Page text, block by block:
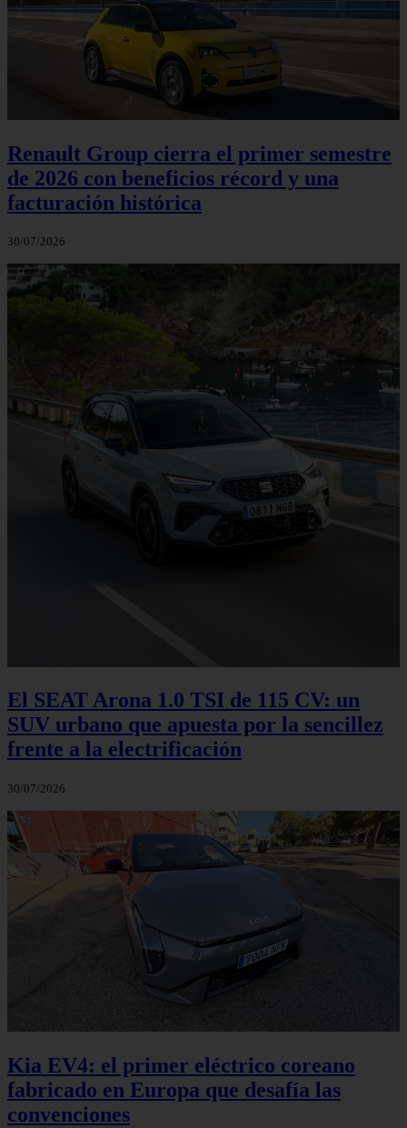
Renault Group cierra el primer semestre
de 2026 con beneficios récord y una
facturación histórica
30/07/2026
El SEAT Arona 1.0 TSI de 115 CV: un
SUV urbano que apuesta por la sencillez
frente a la electrificación
30/07/2026
Kia EV4: el primer eléctrico coreano
fabricado en Europa que desafía las
convenciones